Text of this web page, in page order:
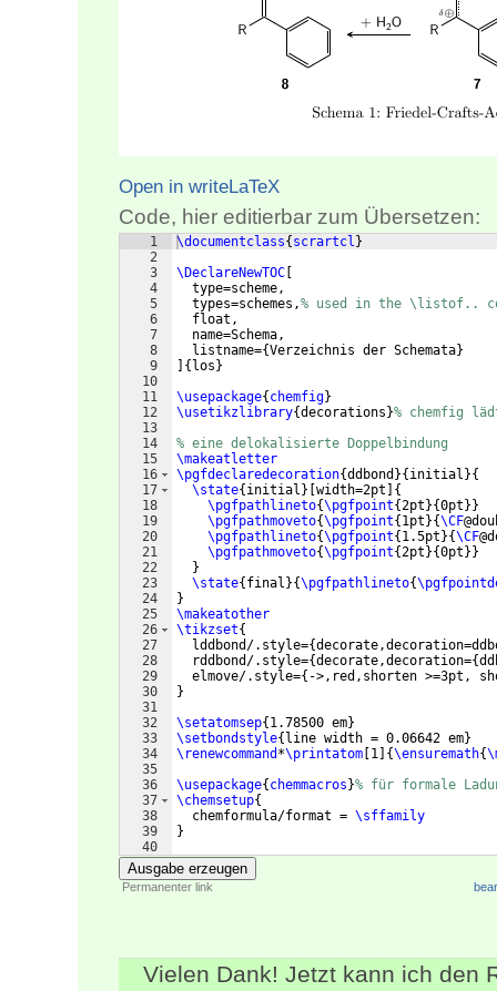
Open in writeLaTeX
Code, hier editierbar zum Übersetzen:
1
2
3
4
5
6
7
8
9
10
11
12
13
14
15
16
17
18
19
20
21
22
23
24
25
26
27
28
29
30
31
32
33
34
35
36
37
38
39
40
41
\documentclass{ scrartcl }
\DeclareNewTOC
  type=scheme,
  types=schemes,
% used in the \listof..
  float,
  name=Schema,
  listname=
{Verzeichnis der Schemata}
{ los }
\usepackage{ chemfig}
\usetikzlibrary{decorations }% chemfig
% eine delokalisierte Doppelbindung
\makeatletter
\pgfdeclaredecoration{ddbond }{ initial }{
\state{ initial } width=2pt
{
\pgfpathlineto{\pgfpoint{2pt }{0pt }}
\pgfpathmoveto{\pgfpoint{ 1pt }{\CF
\pgfpathlineto{\pgfpoint{ 1.5pt }{\CF
\pgfpathmoveto{\pgfpoint{2pt }{0pt }}
}
\state{ final }{\pgfpathlineto{
}
\makeatother
\tikzset{
  lddbond/.style=
{
  rddbond/.style=
{decorate,decoration={
  elmove/.style=
{ ->,red,shorten >=3pt,
}
\setatomsep{ 1.78500 em}
\setbondstyle{ line width = 0.06642 em}
\renewcommand *\printatom 1 {\ensuremath{
\usepackage{ chemmacros }% für formale
\chemsetup{
  chemformula/format =
\sffamily
}
\usepackage
Ausgabe erzeugen
Permanenter link
Vielen Dank! Jetzt kann ich den